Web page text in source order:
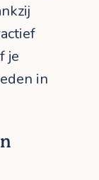
je
in